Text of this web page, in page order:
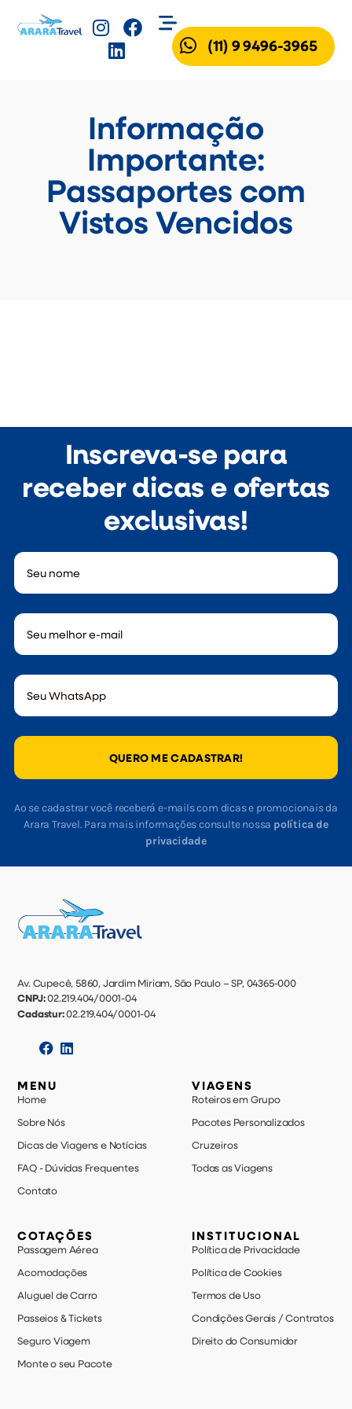
(11) 9 9496-3965
Informação
Importante:
Passaportes com
Vistos Vencidos
Inscreva-se para
receber dicas e ofertas
exclusivas!
QUERO ME CADASTRAR!
Ao se cadastrar você receberá e-mails com dicas e promocionais da
Arara Travel. Para mais informações consulte nossa política de
privacidade
Av. Cupecê, 5860, Jardim Miriam, São Paulo – SP, 04365-000
CNPJ:02.219.404/0001-04
Cadastur:02.219.404/0001-04
MENU
Home
Sobre Nós
Dicas de Viagens e Notícias
FAQ - Dúvidas Frequentes
Contato
VIAGENS
Roteiros em Grupo
Pacotes Personalizados
Cruzeiros
Todas as Viagens
COTAÇÕES
Passagem Aérea
Acomodações
Aluguel de Carro
Passeios & Tickets
Seguro Viagem
Monte o seu Pacote
INSTITUCIONAL
Política de Privacidade
Política de Cookies
Termos de Uso
Condições Gerais / Contratos
Direito do Consumidor